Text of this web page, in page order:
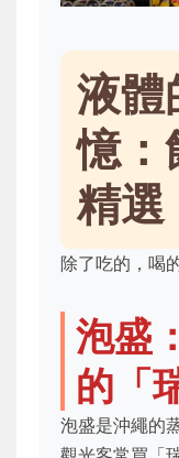
液體
憶：
精選
除了吃的，喝
泡盛
的「
泡盛是沖繩的